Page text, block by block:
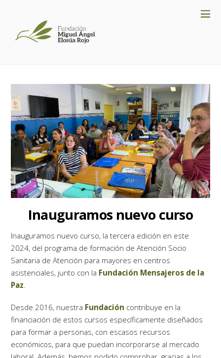
Inauguramos nuevo curso
Inauguramos nuevo curso, la tercera edición en este
2024, del programa de formación de Atención Socio
Sanitaria de Atención para mayores en centros
asistenciales, junto con la Fundación Mensajeros de la
Paz
Desde 2016, nuestra Fundación contribuye en la
financiación de estos cursos específicamente diseñados
para formar a personas, con escasos recursos
económicos, para que puedan incorporarse al mercado